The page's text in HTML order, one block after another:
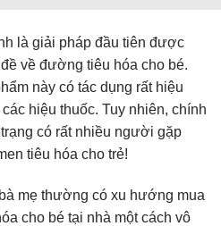
là giải pháp đầu tiên được
về đường tiêu hóa cho bé.
này có tác dụng rất hiệu
hiệu thuốc. Tuy nhiên, chính
có rất nhiều người gặp
tiêu hóa cho trẻ!
mẹ thường có xu hướng mua
cho bé tại nhà một cách vô